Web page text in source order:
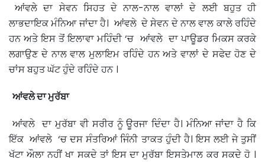
ਆਂਵਲੇ ਦਾ ਸੇਵਨ ਸਿਹਤ ਦੇ ਨਾਲ-ਨਾਲ ਵਾਲਾਂ ਦੇ ਲਈ ਬਹੁਤ ਹੀ
ਲਾਭਦਾਇਕ ਮੰਨਿਆ ਜਾਂਦਾ ਹੈ। ਆਂਵਲੇ ਦੇ ਸੇਵਨ ਦੇ ਨਾਲ ਵਾਲ ਕਾਲੇ ਰਹਿੰਦੇ
ਹਨ ਅਤੇ ਇਸ ਤੋਂ ਇਲਾਵਾ ਮਹਿੰਦੀ ‘ਚ ਆਂਵਲੇ ਦਾ ਪਾਊਡਰ ਮਿਕਸ ਕਰਕੇ
ਲਗਾਉਣ ਦੇ ਨਾਲ ਵਾਲ ਮੁਲਾਇਮ ਰਹਿੰਦੇ ਹਨ ਅਤੇ ਵਾਲਾਂ ਦੇ ਸਫੇਦ ਹੋਣ ਦੇ
ਚਾਂਸ ਬਹੁਤ ਘੱਟ ਹੁੰਦੇ ਰਹਿੰਦੇ ਹਨ ।
ਆਂਵਲੇਦਾ ਮੁਰੱਬਾ
ਆਂਵਲੇ ਦਾ ਮੁਰੱਬਾ ਵੀ ਸਰੀਰ ਨੂੰ ਊਰਜਾ ਦਿੰਦਾ ਹੈ। ਮੰਨਿਆ ਜਾਂਦਾ ਹੈ ਕਿ
ਇੱਕ ਆਂਵਲੇ ‘ਚ ਦਸ ਸੰਤਰਿਆਂ ਜਿੰਨੀ ਤਾਕਤ ਹੁੰਦੀ ਹੈ। ਇਸ ਲਈ ਜੇ ਤੁਸੀਂ
ਖੱਟਾ ਔਲਾ ਨਹੀਂ ਖਾ ਸਕਦੇ ਤਾਂ ਇਸ ਦਾ ਮੁਰੱਬਾ ਇਸਤੇਮਾਲ ਕਰ ਸਕਦੇ ਹੋ ।